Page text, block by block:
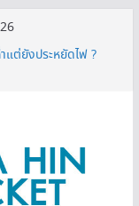
ต้องมีติดบ้าน ?
แต่ยังประหยัดไฟ ?